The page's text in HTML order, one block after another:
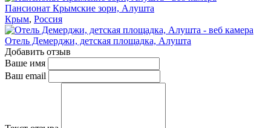
Пансионат Крымские зори, Алушта
Крым, Россия
Отель Демерджи, детская площадка, Алушта
Добавить отзыв
Ваше имя
Ваш email